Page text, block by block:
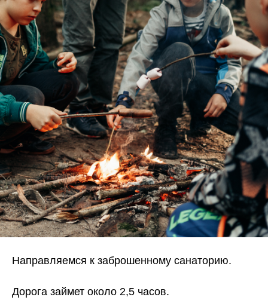
Направляемся к заброшенному санаторию.
Дорога займет около 2,5 часов.